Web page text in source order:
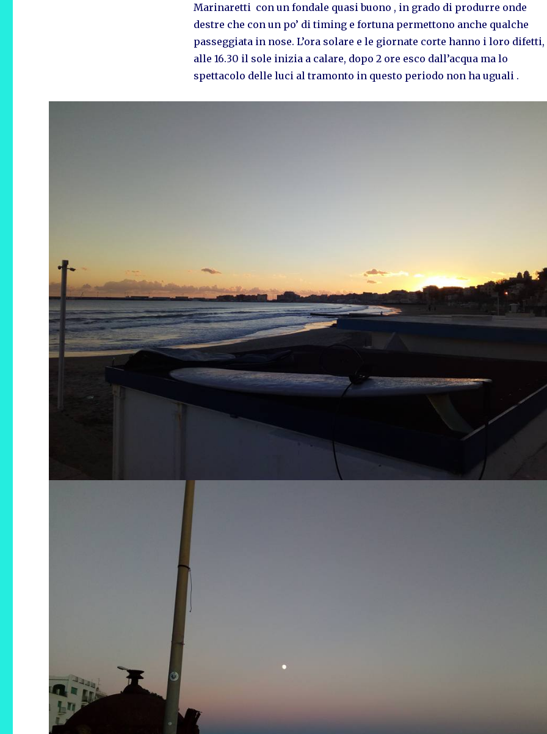
Marinaretti con un fondale quasi buono , in grado di produrre onde
destre che con un po’ di timing e fortuna permettono anche qualche
passeggiata in nose. L’ora solare e le giornate corte hanno i loro difetti,
alle 16.30 il sole inizia a calare, dopo 2 ore esco dall’acqua ma lo
spettacolo delle luci al tramonto in questo periodo non ha uguali .